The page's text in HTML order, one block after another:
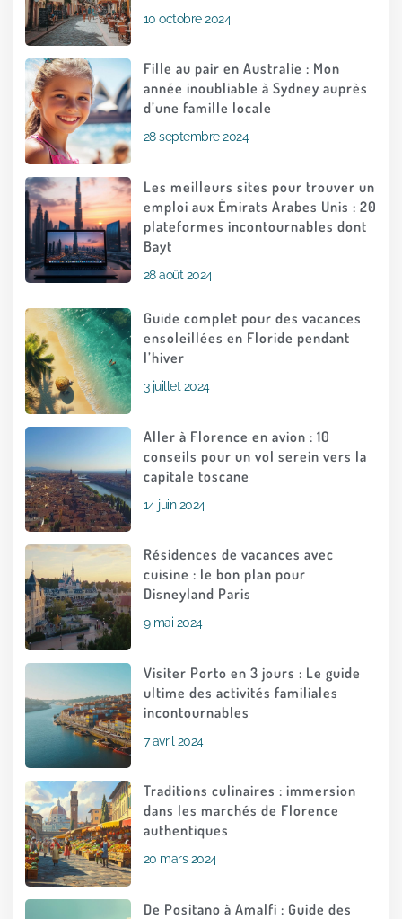
10 octobre 2024
Fille au pair en Australie : Mon
année inoubliable à Sydney auprès
d’une famille locale
28 septembre 2024
Les meilleurs sites pour trouver un
emploi aux Émirats Arabes Unis : 20
plateformes incontournables dont
Bayt
28 août 2024
Guide complet pour des vacances
ensoleillées en Floride pendant
l’hiver
3 juillet 2024
Aller à Florence en avion : 10
conseils pour un vol serein vers la
capitale toscane
14 juin 2024
Résidences de vacances avec
cuisine : le bon plan pour
Disneyland Paris
9 mai 2024
Visiter Porto en 3 jours : Le guide
ultime des activités familiales
incontournables
7 avril 2024
Traditions culinaires : immersion
dans les marchés de Florence
authentiques
20 mars 2024
De Positano à Amalfi : Guide des